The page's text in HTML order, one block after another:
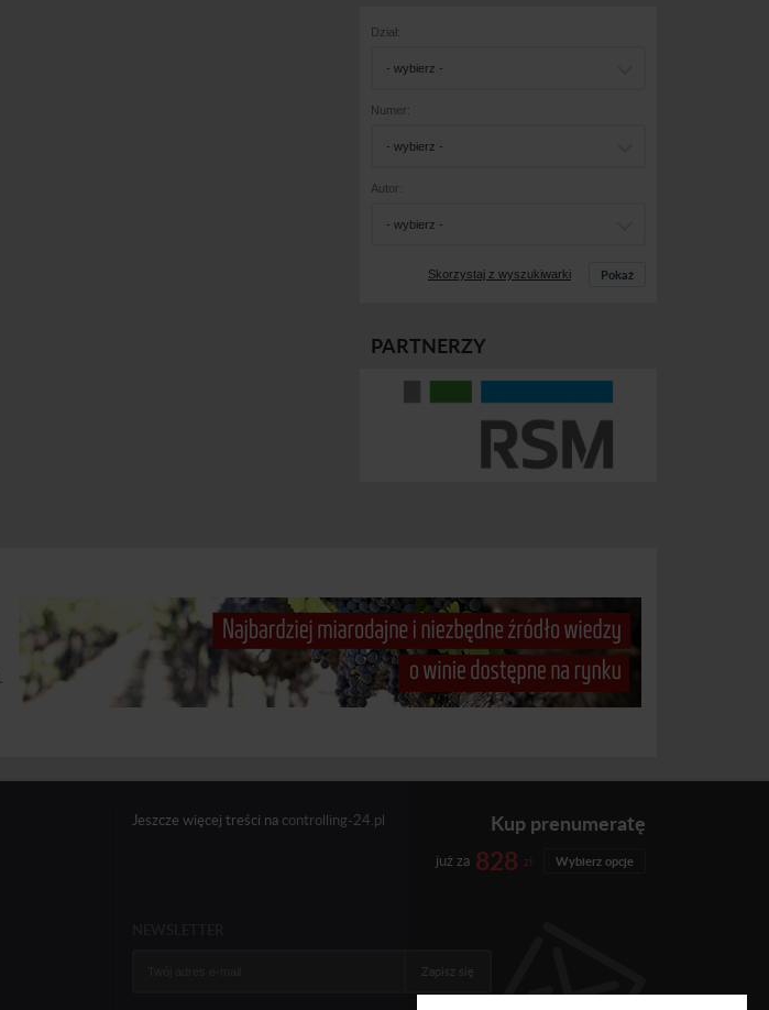
Dział:
- wybierz -
Numer:
- wybierz -
Autor:
- wybierz -
Skorzystaj z wyszukiwarki Pokaż
PARTNERZY
Jeszcze więcej treści na controlling-24.pl Kup prenumeratę
już za 828 zł Wybierz opcje
Zapisz się